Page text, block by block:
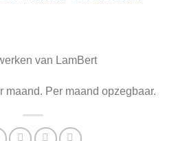
van LamBert
maand. Per maand opzegbaar.